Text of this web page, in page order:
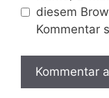
diesem
Kommentar